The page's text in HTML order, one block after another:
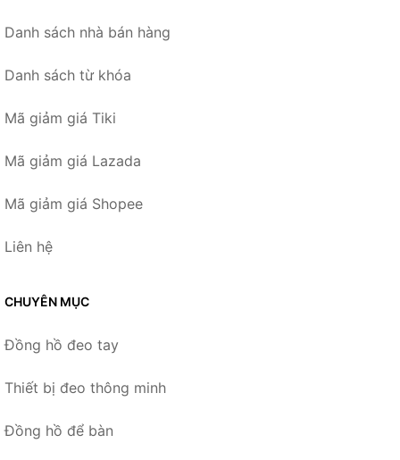
Danh sách nhà bán hàng
Danh sách từ khóa
Mã giảm giá Tiki
Mã giảm giá Lazada
Mã giảm giá Shopee
Liên hệ
CHUYÊN MỤC
Đồng hồ đeo tay
Thiết bị đeo thông minh
Đồng hồ để bàn